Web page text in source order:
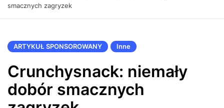
smacznych zagryzek
ARTYKUŁ SPONSOROWANY Inne
Crunchysnack: niemały
dobór smacznych